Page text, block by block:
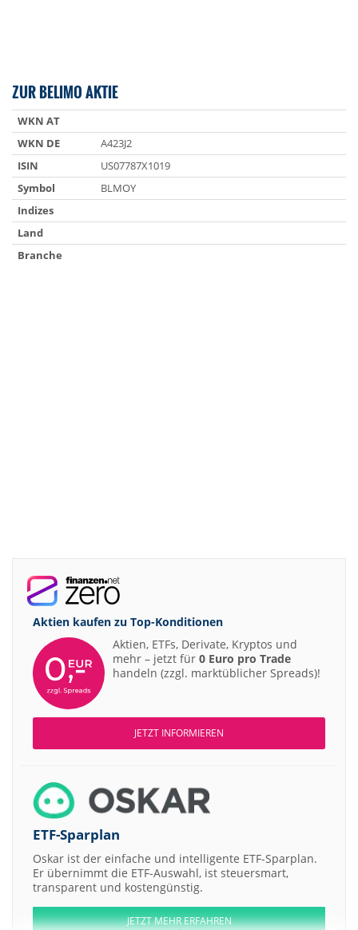
ZUR BELIMO AKTIE
WKN AT
WKN DE
A423J2
ISIN
US07787X1019
Symbol
BLMOY
Indizes
Land
Branche
Aktien kaufen zu Top-Konditionen
Aktien, ETFs, Derivate, Kryptos und
mehr – jetzt für 0 Euro pro Trade
handeln (zzgl. marktüblicher Spreads)!
JETZT INFORMIEREN
ETF-Sparplan
Oskar ist der einfache und intelligente ETF-Sparplan.
Er übernimmt die ETF-Auswahl, ist steuersmart,
transparent und kostengünstig.
JETZT MEHR ERFAHREN